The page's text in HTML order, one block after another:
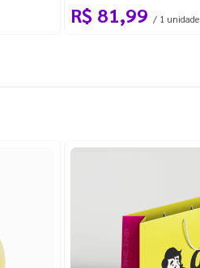
R$ 81,99 / 1 unidade